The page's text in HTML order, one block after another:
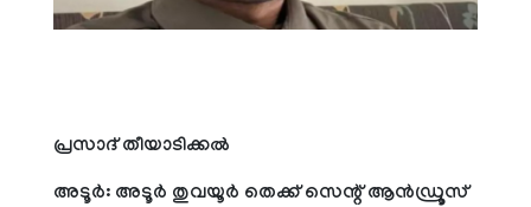
പ്രസാദ് തീയാടിക്കല്‍
അടൂര്‍: അടൂര്‍ തുവയൂര്‍ തെക്ക് സെന്റ് ആന്‍ഡ്രൂസ്